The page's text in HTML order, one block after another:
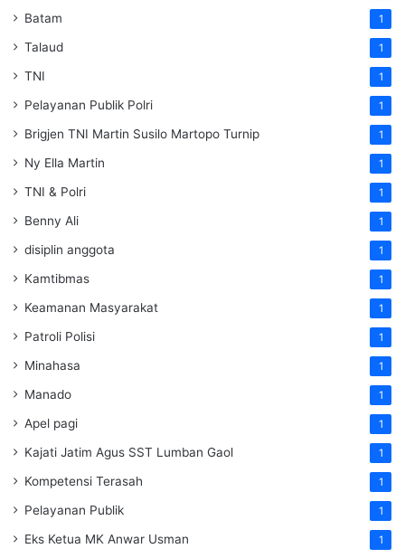
Batam 1
Talaud 1
TNI 1
Pelayanan Publik Polri 1
Brigjen TNI Martin Susilo Martopo Turnip 1
Ny Ella Martin 1
TNI & Polri 1
Benny Ali 1
disiplin anggota 1
Kamtibmas 1
Keamanan Masyarakat 1
Patroli Polisi 1
Minahasa 1
Manado 1
Apel pagi 1
Kajati Jatim Agus SST Lumban Gaol 1
Kompetensi Terasah 1
Pelayanan Publik 1
Eks Ketua MK Anwar Usman 1